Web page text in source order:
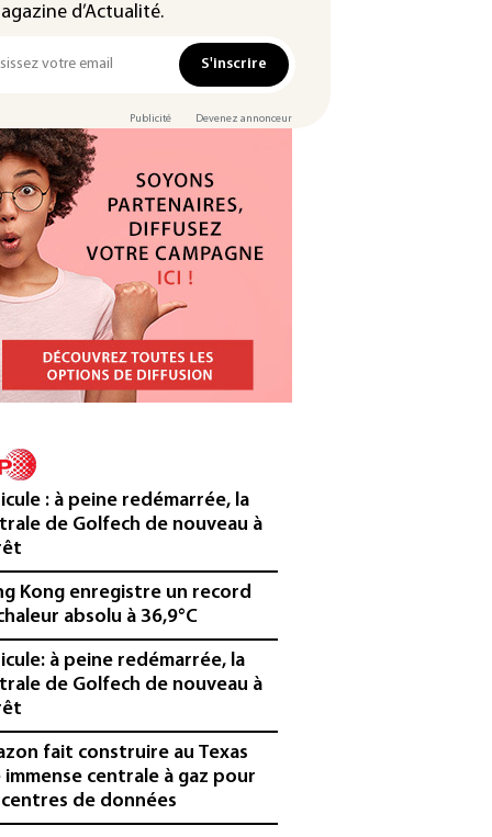
d’Actualité.
S'inscrire
Publicité Devenez annonceur
: à peine redémarrée, la
de Golfech de nouveau à
Kong enregistre un record
absolu à 36,9°C
à peine redémarrée, la
de Golfech de nouveau à
fait construire au Texas
immense centrale à gaz pour
centres de données